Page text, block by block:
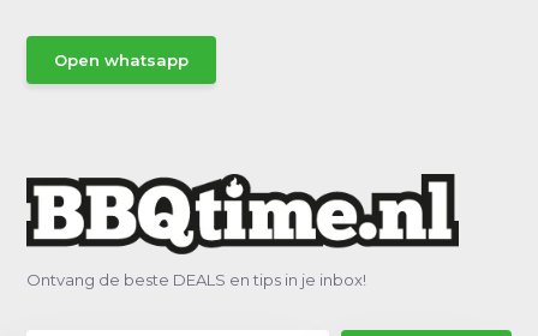
Open whatsapp
Ontvang de beste DEALS en tips in je inbox!